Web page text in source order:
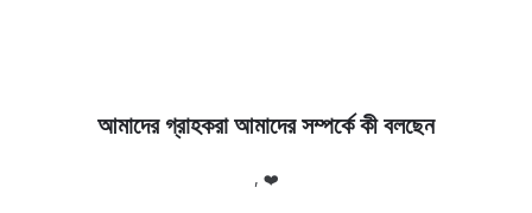
আমাদের গ্রাহকরা আমাদের সম্পর্কে কী বলছেন
, ❤️